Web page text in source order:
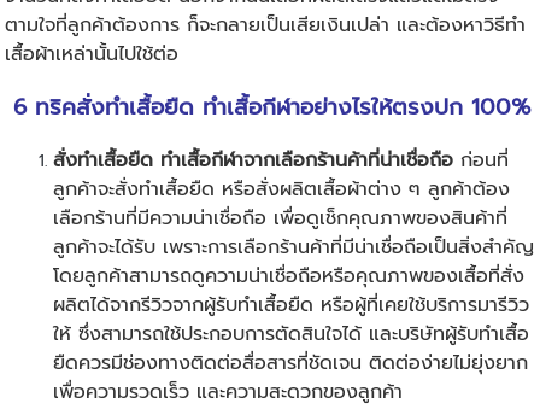
ตามใจที่ลูกค้าต้องการ ก็จะกลายเป็นเสียเงินเปล่า และต้องหาวิธีทำ
เสื้อผ้าเหล่านั้นไปใช้ต่อ
6 ทริคสั่งทำเสื้อยืด ทำเสื้อกีฬาอย่างไรให้ตรงปก 100%
สั่งทำเสื้อยืด ทำเสื้อกีฬาจากเลือกร้านค้าที่น่าเชื่อถือ ก่อนที่
ลูกค้าจะสั่งทำเสื้อยืด หรือสั่งผลิตเสื้อผ้าต่าง ๆ ลูกค้าต้อง
เลือกร้านที่มีความน่าเชื่อถือ เพื่อดูเช็กคุณภาพของสินค้าที่
ลูกค้าจะได้รับ เพราะการเลือกร้านค้าที่มีน่าเชื่อถือเป็นสิ่งสำคัญ
โดยลูกค้าสามารถดูความน่าเชื่อถือหรือคุณภาพของเสื้อที่สั่ง
ผลิตได้จากรีวิวจากผู้รับทำเสื้อยืด หรือผู้ที่เคยใช้บริการมารีวิว
ให้ ซึ่งสามารถใช้ประกอบการตัดสินใจได้ และบริษัทผู้รับทำเสื้อ
ยืดควรมีช่องทางติดต่อสื่อสารที่ชัดเจน ติดต่อง่ายไม่ยุ่งยาก
เพื่อความรวดเร็ว และความสะดวกของลูกค้า